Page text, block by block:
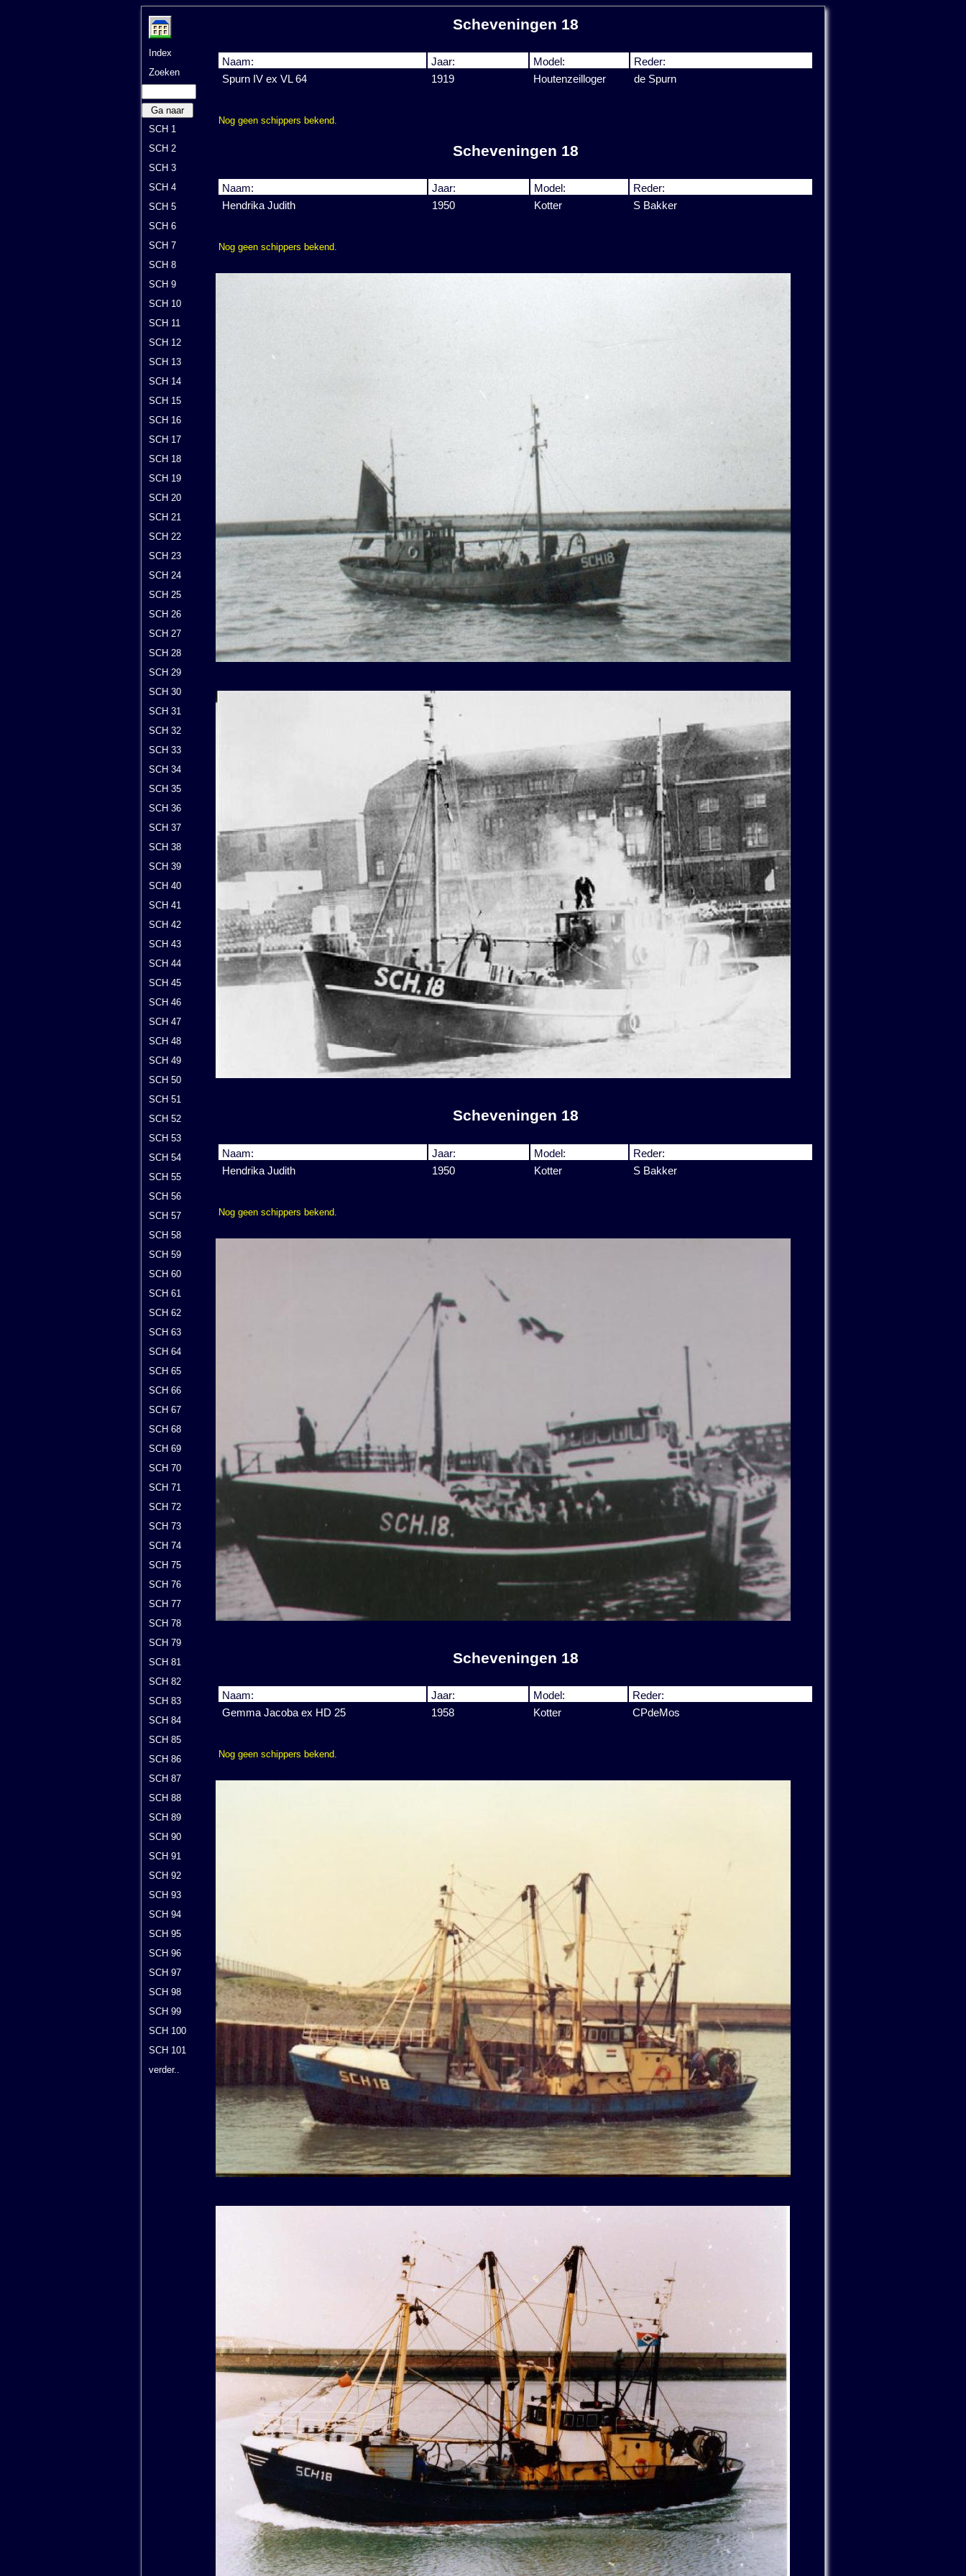
Index
Zoeken
Ga naar
SCH 1
SCH 2
SCH 3
SCH 4
SCH 5
SCH 6
SCH 7
SCH 8
SCH 9
SCH 10
SCH 11
SCH 12
SCH 13
SCH 14
SCH 15
SCH 16
SCH 17
SCH 18
SCH 19
SCH 20
SCH 21
SCH 22
SCH 23
SCH 24
SCH 25
SCH 26
SCH 27
SCH 28
SCH 29
SCH 30
SCH 31
SCH 32
SCH 33
SCH 34
SCH 35
SCH 36
SCH 37
SCH 38
SCH 39
SCH 40
SCH 41
SCH 42
SCH 43
SCH 44
SCH 45
SCH 46
SCH 47
SCH 48
SCH 49
SCH 50
SCH 51
SCH 52
SCH 53
SCH 54
SCH 55
SCH 56
SCH 57
SCH 58
SCH 59
SCH 60
SCH 61
SCH 62
SCH 63
SCH 64
SCH 65
SCH 66
SCH 67
SCH 68
SCH 69
SCH 70
SCH 71
SCH 72
SCH 73
SCH 74
SCH 75
SCH 76
SCH 77
SCH 78
SCH 79
SCH 81
SCH 82
SCH 83
SCH 84
SCH 85
SCH 86
SCH 87
SCH 88
SCH 89
SCH 90
SCH 91
SCH 92
SCH 93
SCH 94
SCH 95
SCH 96
SCH 97
SCH 98
SCH 99
SCH 100
SCH 101
verder..
Scheveningen 18
Naam: Jaar: Model:
Reder:
Spurn IV ex VL 64
1919 Houtenzeilloger de Spurn
Nog geen schippers bekend.
Scheveningen 18
Naam: Jaar: Model:
Reder:
Hendrika Judith
1950 Kotter S Bakker
Nog geen schippers bekend.
Scheveningen 18
Naam: Jaar: Model:
Reder:
Hendrika Judith
1950 Kotter S Bakker
Nog geen schippers bekend.
Scheveningen 18
Naam: Jaar: Model:
Reder:
Gemma Jacoba ex HD 25
1958 Kotter CPdeMos
Nog geen schippers bekend.